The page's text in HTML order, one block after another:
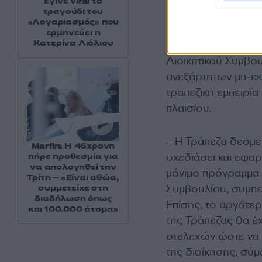
επανειλημμένως
εργαζομένων στο
Διοικητικού
ανεξάρτητων μη-
τραπεζική
πλαισίου.
– Η Τράπεζα
σχεδιάσει και
μόνιμο πρόγραμμα
Συμβουλίου,
Επίσης, το
της Τράπεζας θα
στελεχών ώστε να
της διοίκησης,
τραγούδι του
«Λογαριασμός» που
ερμηνεύει η
Κατερίνα Λιόλιου
Marfin: Η 46χρονη
πήρε προθεσμία για
να απολογηθεί την
Τρίτη – «Είναι αθώα,
συμμετείχε στη
διαδήλωση όπως
και 100.000 άτομα»